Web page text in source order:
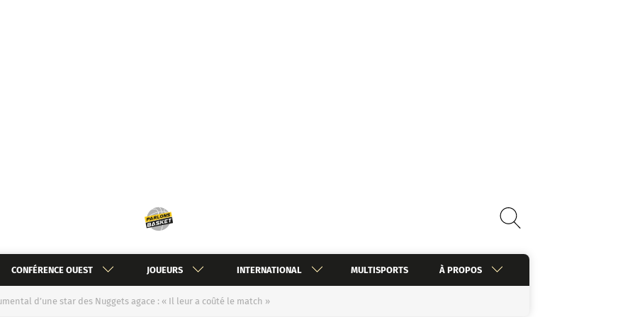
CONFÉRENCE OUEST JOUEURS INTERNATIONAL MULTISPORTS À PROPOS
d’une star des Nuggets agace : « Il leur a coûté le match »